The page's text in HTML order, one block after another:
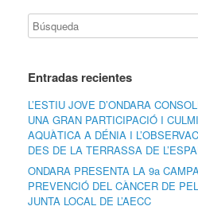
Entradas recientes
L’ESTIU JOVE D’ONDARA
UNA GRAN PARTICIPACIÓ I
AQUÀTICA A DÉNIA I
DES DE LA TERRASSA DE
ONDARA PRESENTA LA 9a
PREVENCIÓ DEL CÀNCER DE
JUNTA LOCAL DE L’AECC